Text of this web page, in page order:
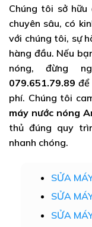
Chúng tôi sở
chuyên sâu, có
với chúng tôi, sự
hàng đầu. Nếu
nóng, đừng
079.651.79.89 để
phí. Chúng tôi
máy nước nóng
thủ đúng quy
nhanh chóng.
SỬA
SỬA
SỬA